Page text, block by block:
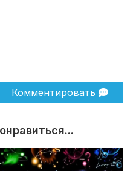
Комментировать